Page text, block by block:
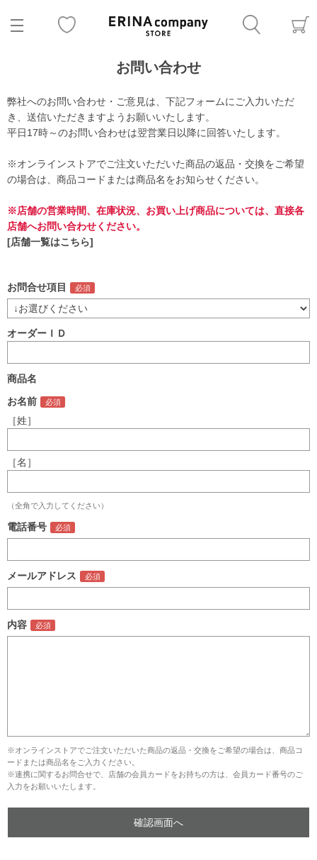
お問い合わせ
弊社へのお問い合わせ・ご意見は、下記フォームにご入力いただ
き、送信いただきますようお願いいたします。
平日17時～のお問い合わせは翌営業日以降に回答いたします。
※オンラインストアでご注文いただいた商品の返品・交換をご希望
の場合は、商品コードまたは商品名をお知らせください。
※店舗の営業時間、在庫状況、お買い上げ商品については、直接各
店舗へお問い合わせください。
[店舗一覧はこちら]
お問合せ項目
オーダーＩＤ
商品名
お名前
［姓］
［名］
（全角で入力してください）
電話番号
メールアドレス
内容
※オンラインストアでご注文いただいた商品の返品・交換をご希望の場合は、商品コ
ードまたは商品名をご入力ください。
※連携に関するお問合せで、店舗の会員カードをお持ちの方は、会員カード番号のご
入力をお願いいたします。